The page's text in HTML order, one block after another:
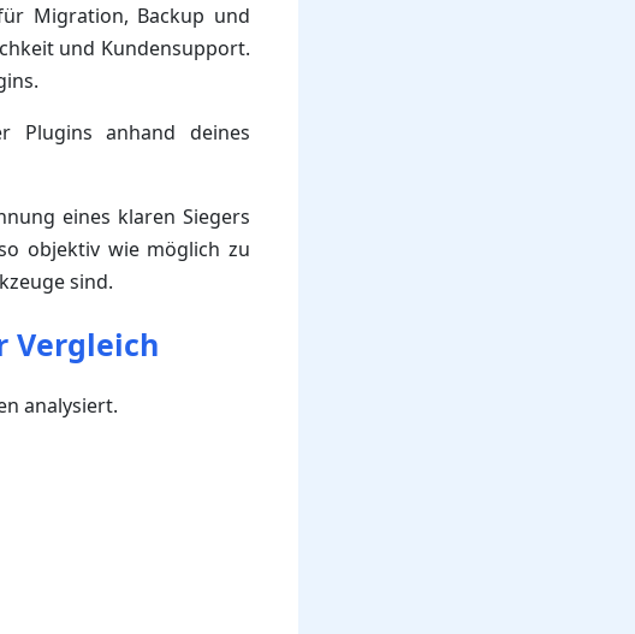
Migration, Backup und
und Kundensupport.
Plugins anhand deines
eines klaren Siegers
objektiv wie möglich zu
sind.
Vergleich
analysiert.